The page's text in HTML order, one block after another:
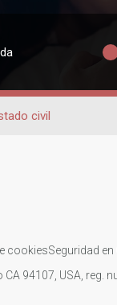
civil
cookiesSeguridad en
94107, USA, reg.